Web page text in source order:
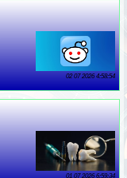
02 07 2026 4:58:54
01 07 2026 6:59:34